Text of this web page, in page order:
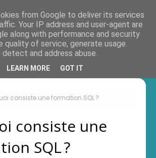
consiste une formation SQL ?
consiste une
SQL ?
from Google to deliver its services
Your IP address and user-agent are
along with performance and security
quality of service, generate usage
and address abuse.
LEARN MORE GOT IT